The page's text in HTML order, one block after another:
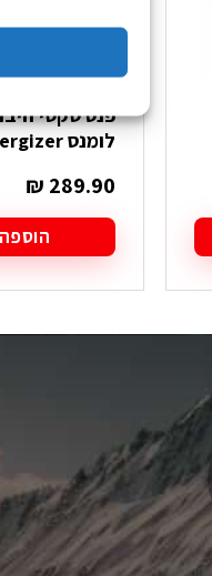
לומנס Energizer
₪ 289.90